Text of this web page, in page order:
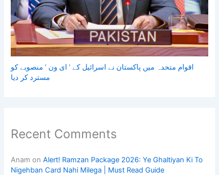
اقوام متحدہ میں پاکستان نے اسرائیل کے ’ ای ون ‘ منصوبے کو
مسترد کر دیا
Recent Comments
Anam onAlert! Ramzan Package 2026: Ye Ghaltiyan Ki To
Nigehban Card Nahi Milega | Must Read Guide